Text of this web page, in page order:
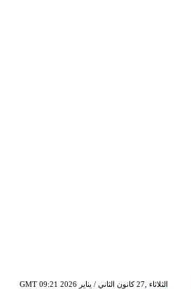
GMT 09:21 2026 الثلاثاء ,27 كانون الثاني / يناير